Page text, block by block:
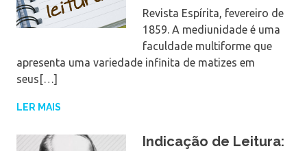
Revista Espírita, fevereiro de
1859. A mediunidade é uma
faculdade multiforme que
apresenta uma variedade infinita de matizes em
seus[…]
LER MAIS
Indicação de Leitura: